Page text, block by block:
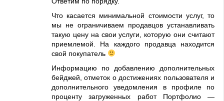
Что касается минимальной стоимости услуг, то
мы не ограничиваем продавцов устанавливать
такую цену на свои услуги, которую они считают
приемлемой. На каждого продавца находится
свой покупатель
Информацию по добавлению дополнительных
бейджей, отметок о достижениях пользователя и
дополнительного уведомления в профиле по
проценту загруженных работ Портфолио —